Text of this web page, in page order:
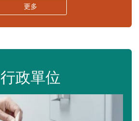
更多
行政單位